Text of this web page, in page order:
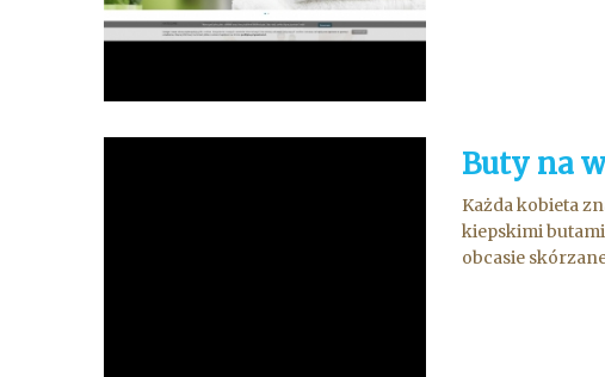
Buty na
Każda kobieta
kiepskimi
obcasie